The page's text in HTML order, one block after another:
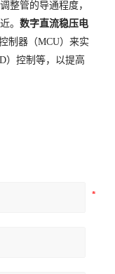
整管的导通程度，
。数字直流稳压电
制器（MCU）来实
）控制等，以提高